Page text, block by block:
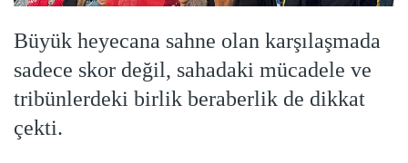
Büyük heyecana sahne olan karşılaşmada
sadece skor değil, sahadaki mücadele ve
tribünlerdeki birlik beraberlik de dikkat
çekti.